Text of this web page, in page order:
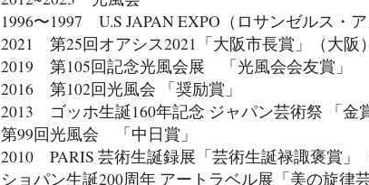
1996〜1997 U.S JAPAN EXPO（ロサンゼルス・
2021 第25回オアシス2021「大阪市長賞」（大阪）
2019 第105回記念光風会展 「光風会会友賞」
2016 第102回光風会 「奨励賞」
2013 ゴッホ生誕160年記念 ジャパン芸術祭 「金
第99回光風会 「中日賞」
2010 PARIS 芸術生誕録展「芸術生誕禄諏褒賞」
ショパン生誕200周年 アートラベル展「美の旋律